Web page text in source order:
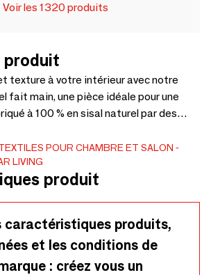
Voir les 1320 produits
produit
texture à votre intérieur avec notre
fait main, une pièce idéale pour une
à 100 % en sisal naturel par des
l’esthétique, il présente une teinte
organique permettant une
dans tous types d’espaces, du
abrité.Il ajoute profondeur, chaleur
texture et de tissage, rendant chaque
de charme artisanal.
POUR CHAMBRE ET SALON
LIVING
produit
caractéristiques produits,
et les conditions de
: créez vous un